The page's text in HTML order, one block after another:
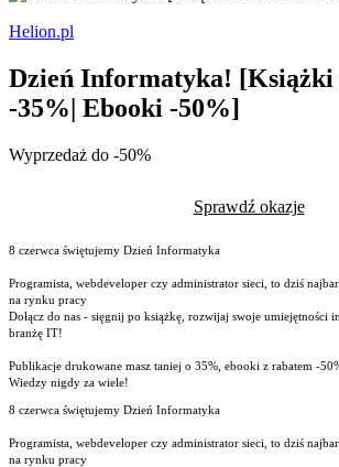
Helion.pl
Dzień Informatyka! [Książki
-35%| Ebooki -50%]
Wyprzedaż do -50%
Sprawdź okazje
8 czerwca świętujemy Dzień Informatyka
Programista, webdeveloper czy administrator sieci, to dziś
na rynku pracy
Dołącz do nas - sięgnij po książkę, rozwijaj swoje umiejętności
branżę IT!
Publikacje drukowane masz taniej o 35%, ebooki z rabatem -
Wiedzy nigdy za wiele!
8 czerwca świętujemy Dzień Informatyka
Programista, webdeveloper czy administrator sieci, to dziś
na rynku pracy